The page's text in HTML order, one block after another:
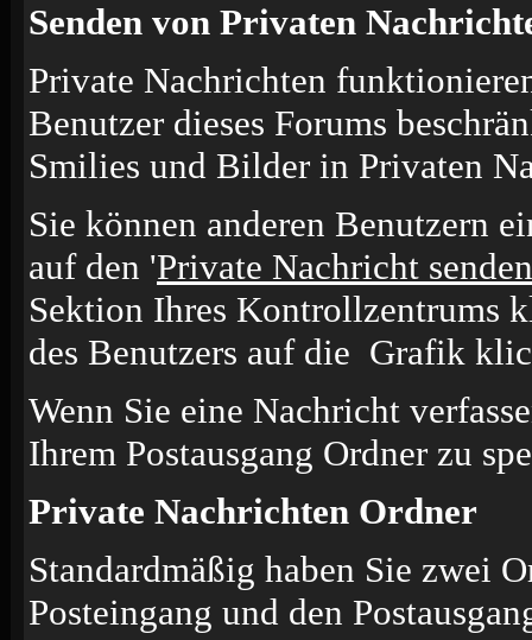
Senden von Privaten
Private Nachrichten
Benutzer dieses Forums
Smilies und Bilder in Privaten
Sie können anderen Benutzern
auf den 'Private Nachricht senden
Sektion Ihres Kontrollzentrums
des Benutzers auf die Grafik
Wenn Sie eine Nachricht
Ihrem Postausgang Ordner zu
Private Nachrichten Ordner
Standardmäßig haben Sie zwei
Posteingang und den